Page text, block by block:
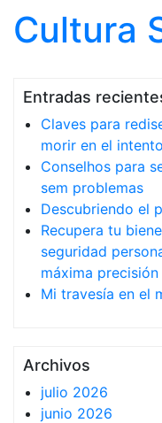
Cultura
Entradas
Claves para
morir en el intento
Conselhos para
sem problemas
Descubriendo el
Recupera tu
seguridad
máxima
Mi travesía en el
Archivos
julio 2026
junio 2026